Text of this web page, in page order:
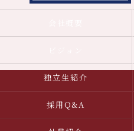
独立生紹介
採用Q&A